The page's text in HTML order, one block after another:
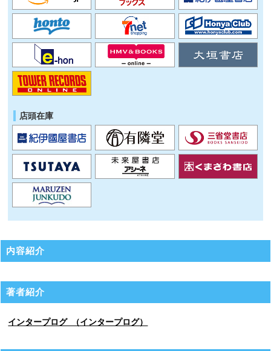
店頭在庫
内容紹介
著者紹介
インタープログ （インタープログ）